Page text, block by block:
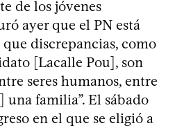
de los jóvenes
ayer que el PN está
que discrepancias, como
[Lacalle Pou], son
seres humanos, entre
una familia”. El sábado
en el que se eligió a